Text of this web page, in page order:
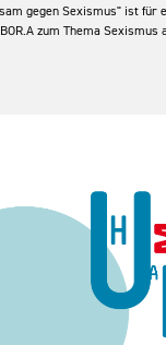
gegen Sexismus" ist für
zum Thema Sexismus